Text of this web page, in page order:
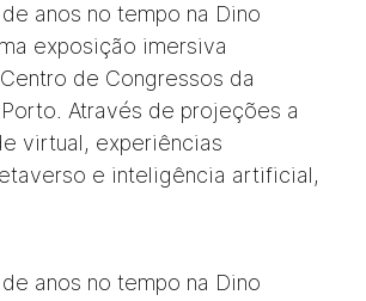
anos no tempo na Dino
exposição imersiva
de Congressos da
Através de projeções a
virtual, experiências
e inteligência artificial,
anos no tempo na Dino